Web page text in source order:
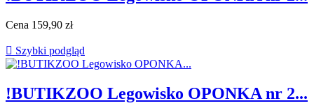
Cena 159,90 zł
 Szybki podgląd
!BUTIKZOO Legowisko OPONKA nr 2...